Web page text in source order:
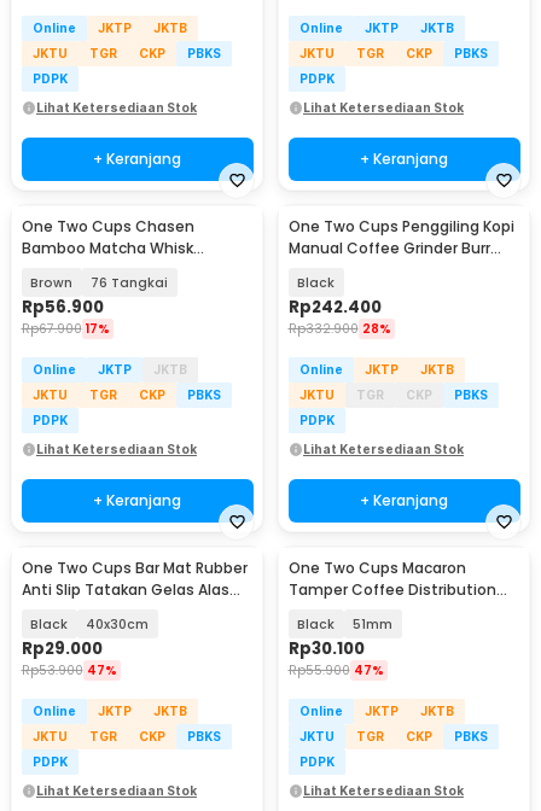
Online JKTP
JKTB
JKTU
TGR CKP
PBKS
PDPK
Lihat Ketersediaan Stok
+ Keranjang
Online JKTP
JKTB
JKTU
TGR CKP
PBKS
PDPK
Lihat Ketersediaan Stok
+ Keranjang
One Two Cups Chasen
Bamboo Matcha Whisk
Brown 76 Tangkai
Rp56.900
Rp67.900 17%
Online JKTP
JKTB
JKTU
TGR CKP
PBKS
PDPK
Lihat Ketersediaan Stok
+ Keranjang
One Two Cups Penggiling Kopi
Manual Coffee Grinder Burr
Black
Rp242.400
Rp332.900 28%
Online JKTP
JKTB
JKTU
TGR CKP
PBKS
PDPK
Lihat Ketersediaan Stok
+ Keranjang
One Two Cups Bar Mat Rubber
Anti Slip Tatakan Gelas Alas
Black 40x30cm
Rp29.000
Rp53.900 47%
Online JKTP
JKTB
JKTU
TGR CKP
PBKS
PDPK
Lihat Ketersediaan Stok
One Two Cups Macaron
Tamper Coffee Distribution
Black 51mm
Rp30.100
Rp55.900 47%
Online JKTP
JKTB
JKTU
TGR CKP
PBKS
PDPK
Lihat Ketersediaan Stok